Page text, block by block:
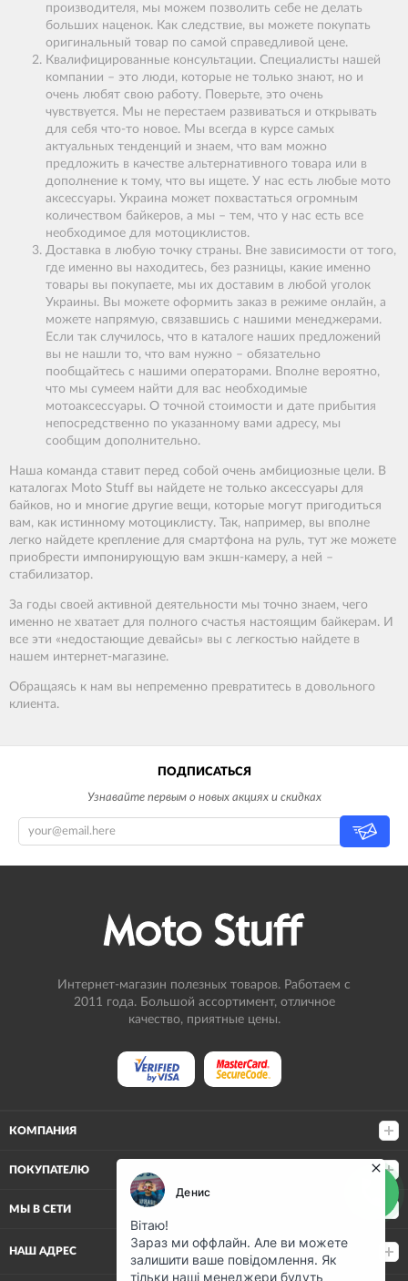
производителя, мы можем позволить себе не делать
больших наценок. Как следствие, вы можете покупать
оригинальный товар по самой справедливой цене.
Квалифицированные консультации. Специалисты нашей
компании – это люди, которые не только знают, но и
очень любят свою работу. Поверьте, это очень
чувствуется. Мы не перестаем развиваться и открывать
для себя что-то новое. Мы всегда в курсе самых
актуальных тенденций и знаем, что вам можно
предложить в качестве альтернативного товара или в
дополнение к тому, что вы ищете. У нас есть любые мото
аксессуары. Украина может похвастаться огромным
количеством байкеров, а мы – тем, что у нас есть все
необходимое для мотоциклистов.
Доставка в любую точку страны. Вне зависимости от того,
где именно вы находитесь, без разницы, какие именно
товары вы покупаете, мы их доставим в любой уголок
Украины. Вы можете оформить заказ в режиме онлайн, а
можете напрямую, связавшись с нашими менеджерами.
Если так случилось, что в каталоге наших предложений
вы не нашли то, что вам нужно – обязательно
пообщайтесь с нашими операторами. Вполне вероятно,
что мы сумеем найти для вас необходимые
мотоаксессуары. О точной стоимости и дате прибытия
непосредственно по указанному вами адресу, мы
сообщим дополнительно.
Наша команда ставит перед собой очень амбициозные цели. В
каталогах Moto Stuff вы найдете не только аксессуары для
байков, но и многие другие вещи, которые могут пригодиться
вам, как истинному мотоциклисту. Так, например, вы вполне
легко найдете крепление для смартфона на руль, тут же можете
приобрести импонирующую вам экшн-камеру, а ней –
стабилизатор.
За годы своей активной деятельности мы точно знаем, чего
именно не хватает для полного счастья настоящим байкерам. И
все эти «недостающие девайсы» вы с легкостью найдете в
нашем интернет-магазине.
Обращаясь к нам вы непременно превратитесь в довольного
клиента.
ПОДПИСАТЬСЯ
Узнавайте первым о новых акциях и скидках
Интернет-магазин полезных товаров. Работаем с
2011 года. Большой ассортимент, отличное
качество, приятные цены.
КОМПАНИЯ
ПОКУПАТЕЛЮ
МЫ В СЕТИ
НАШ АДРЕС